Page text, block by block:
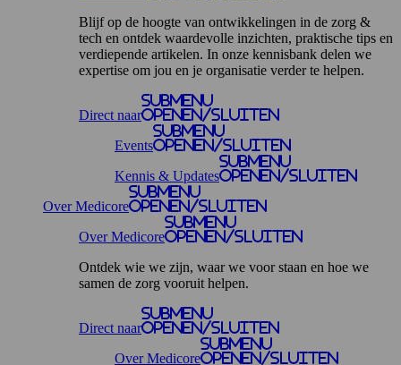
Blijf op de hoogte van ontwikkelingen in de zorg &
tech en ontdek waardevolle inzichten, praktische tips en
verdiepende artikelen. In onze kennisbank delen we
expertise om jou en je organisatie verder te helpen.
Direct naar
Submenu
openen/sluiten
Events
Submenu
openen/sluiten
Kennis & Updates
Submenu
openen/sluiten
Over Medicore
Submenu
openen/sluiten
Over Medicore
Submenu
openen/sluiten
Ontdek wie we zijn, waar we voor staan en hoe we
samen de zorg vooruit helpen.
Direct naar
Submenu
openen/sluiten
Over Medicore
Submenu
openen/sluiten